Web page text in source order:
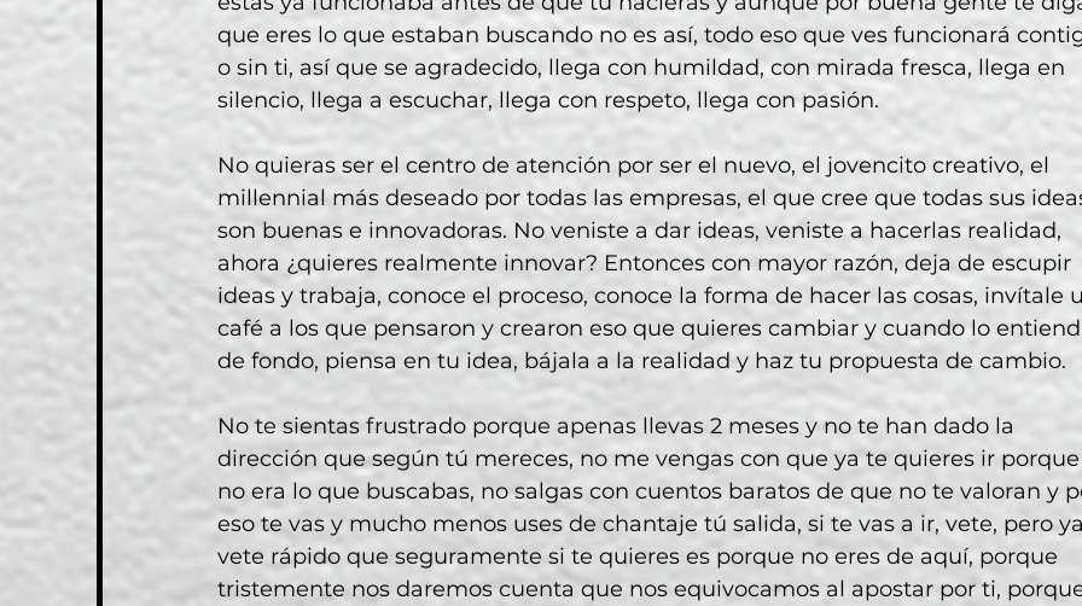
que eres lo que estaban buscando no es así, todo eso que ves funcionará
o sin ti, así que se agradecido, llega con humildad, con mirada fresca, llega en
silencio, llega a escuchar, llega con respeto, llega con pasión.
No quieras ser el centro de atención por ser el nuevo, el jovencito creativo, el
millennial más deseado por todas las empresas, el que cree que todas sus
son buenas e innovadoras. No veniste a dar ideas, veniste a hacerlas realidad,
ahora ¿quieres realmente innovar? Entonces con mayor razón, deja de escupir
ideas y trabaja, conoce el proceso, conoce la forma de hacer las cosas, invítale
café a los que pensaron y crearon eso que quieres cambiar y cuando lo
de fondo, piensa en tu idea, bájala a la realidad y haz tu propuesta de cambio.
No te sientas frustrado porque apenas llevas 2 meses y no te han dado la
dirección que según tú mereces, no me vengas con que ya te quieres ir
no era lo que buscabas, no salgas con cuentos baratos de que no te valoran y
eso te vas y mucho menos uses de chantaje tú salida, si te vas a ir, vete, pero
vete rápido que seguramente si te quieres es porque no eres de aquí, porque
tristemente nos daremos cuenta que nos equivocamos al apostar por ti,